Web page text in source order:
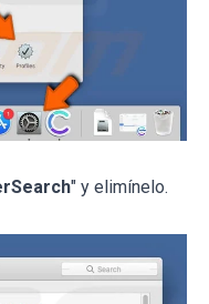
" y elimínelo.